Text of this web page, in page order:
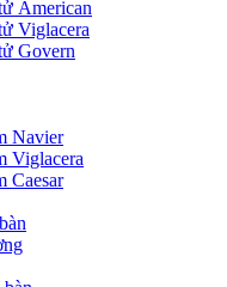
American
Viglacera
Govern
Navier
Viglacera
Caesar